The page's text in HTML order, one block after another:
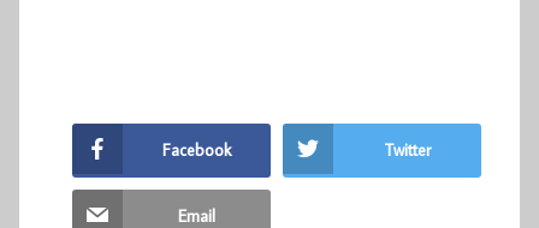
Facebook Twitter
Email